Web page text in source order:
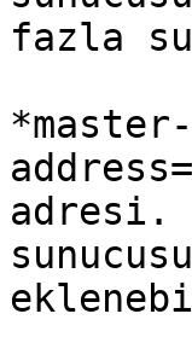
fazla
adresi.